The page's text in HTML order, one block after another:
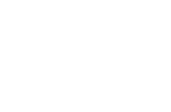
phòng nhỏ hơn: FDMNQ36MV1/